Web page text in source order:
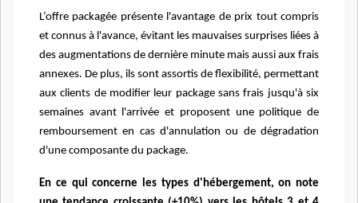
L’offre packagée présente l'avantage de prix tout compris
et connus à l'avance, évitant les mauvaises surprises liées à
des augmentations de dernière minute mais aussi aux frais
annexes. De plus, ils sont assortis de flexibilité, permettant
aux clients de modifier leur package sans frais jusqu'à six
semaines avant l'arrivée et proposent une politique de
remboursement en cas d'annulation ou de dégradation
d'une composante du package.
En ce qui concerne les types d'hébergement, on note